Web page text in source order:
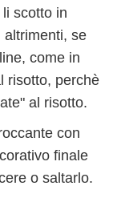
scotto in
altrimenti, se
come in
risotto, perchè
al risotto.
con
finale
o saltarlo.